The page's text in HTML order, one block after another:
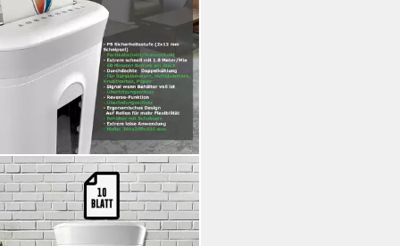
Professioneller
Sicherheitsstufe
Min, P-5, Mikroschnitt,